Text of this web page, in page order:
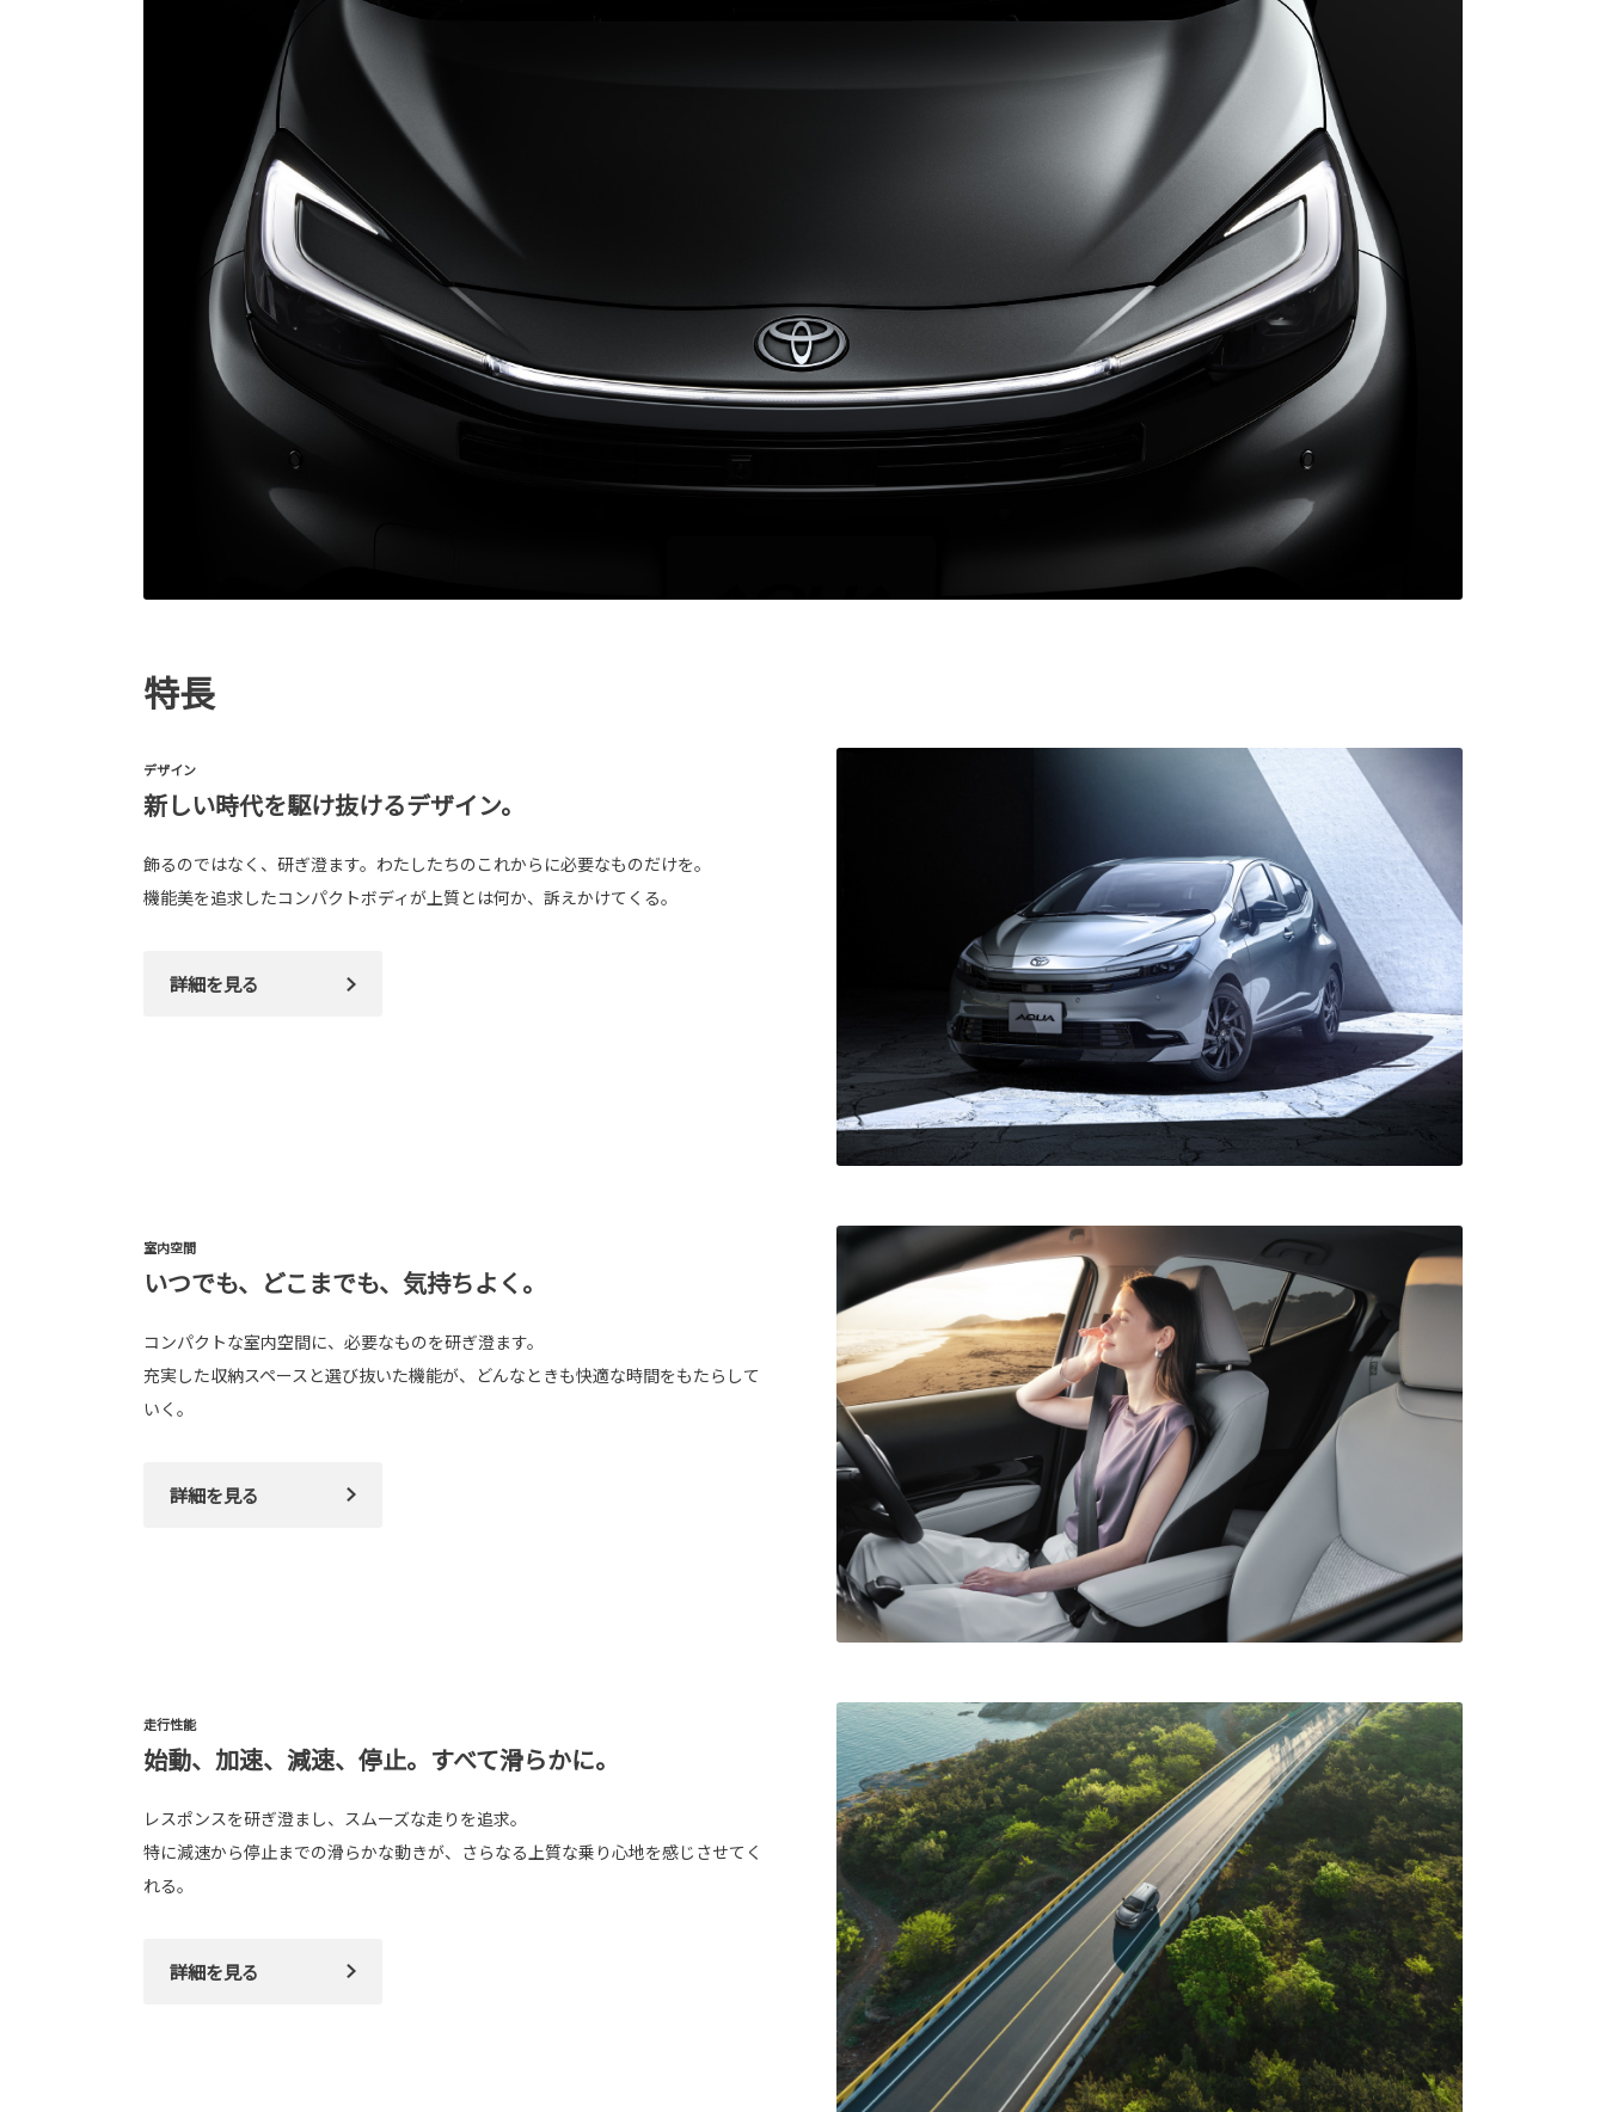
特長
デザイン
新しい時代を駆け抜けるデザイン。
飾るのではなく、研ぎ澄ます。わたしたちのこれからに必要なものだけを。
機能美を追求したコンパクトボディが上質とは何か、訴えかけてくる。
詳細を見る
室内空間
いつでも、どこまでも、気持ちよく。
コンパクトな室内空間に、必要なものを研ぎ澄ます。
充実した収納スペースと選び抜いた機能が、どんなときも快適な時間をもたらして
いく。
詳細を見る
走行性能
始動、加速、減速、停止。すべて滑らかに。
レスポンスを研ぎ澄まし、スムーズな走りを追求。
特に減速から停止までの滑らかな動きが、さらなる上質な乗り心地を感じさせてく
れる。
詳細を見る